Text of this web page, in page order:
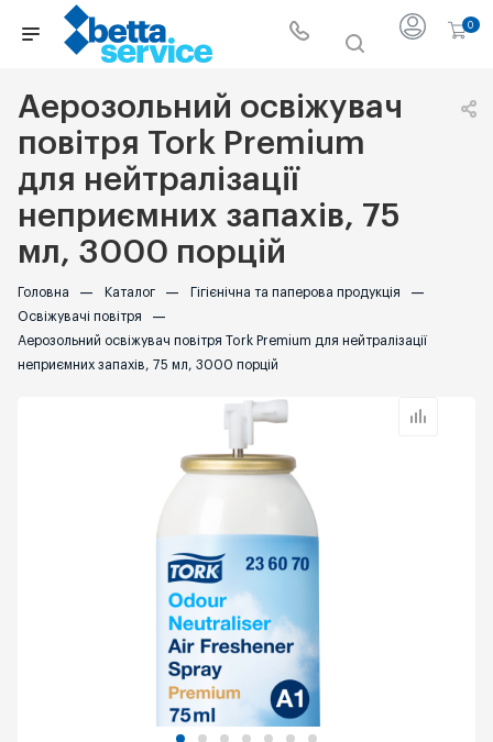
0
Аерозольний освіжувач
повітря Tork Premium
для нейтралізації
неприємних запахів, 75
мл, 3000 порцій
Головна — Каталог — Гігієнічна та паперова продукція —
Освіжувачі повітря —
Аерозольний освіжувач повітря Tork Premium для нейтралізації
неприємних запахів, 75 мл, 3000 порцій